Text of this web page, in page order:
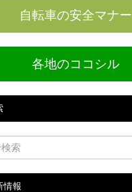
自転車の安全マナー
各地のココシル
情報